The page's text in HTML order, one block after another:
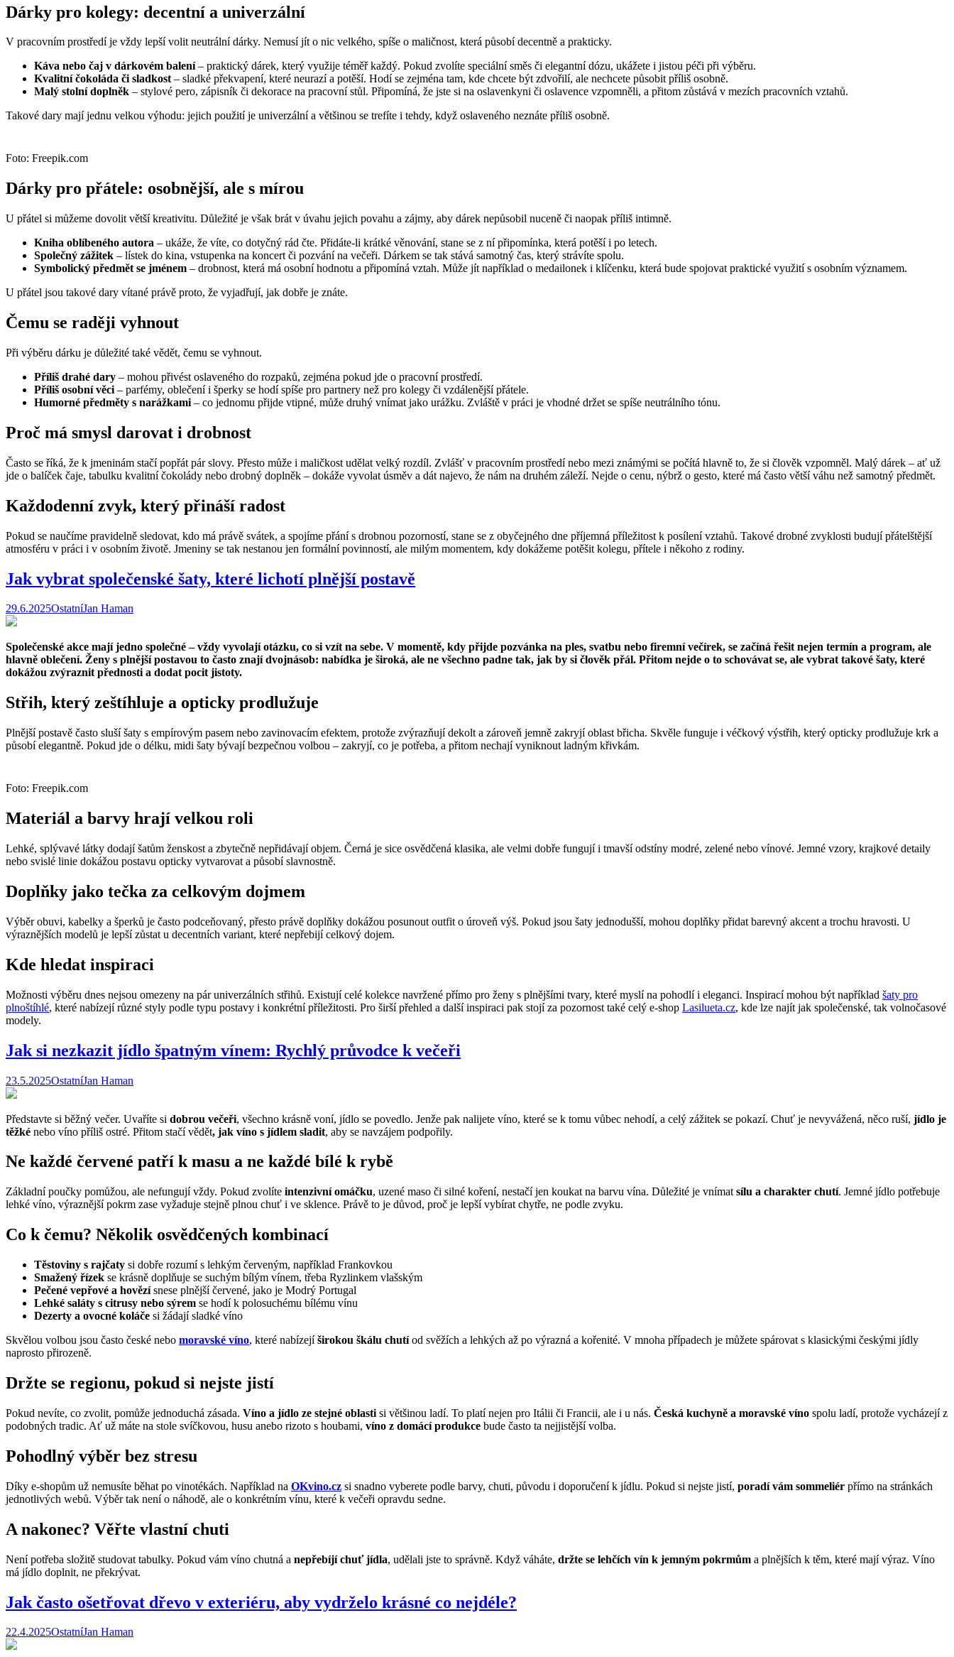
Dárky pro kolegy: decentní a univerzální
V pracovním prostředí je vždy lepší volit neutrální dárky. Nemusí jít o nic velkého, spíše o maličnost, která působí decentně a prakticky.
Káva nebo čaj v dárkovém balení– praktický dárek, který využije téměř každý. Pokud zvolíte speciální směs či elegantní dózu, ukážete i jistou péči při výběru.
Kvalitní čokoláda či sladkost– sladké překvapení, které neurazí a potěší. Hodí se zejména tam, kde chcete být zdvořilí, ale nechcete působit příliš osobně.
Malý stolní doplněk – stylové pero, zápisník či dekorace na pracovní stůl. Připomíná, že jste si na oslavenkyni či oslavence vzpomněli, a přitom zůstává v mezích pracovních vztahů.
Takové dary mají jednu velkou výhodu: jejich použití je univerzální a většinou se trefíte i tehdy, když oslaveného neznáte příliš osobně.
Foto: Freepik.com
Dárky pro přátele: osobnější, ale s mírou
U přátel si můžeme dovolit větší kreativitu. Důležité je však brát v úvahu jejich povahu a zájmy, aby dárek nepůsobil nuceně či naopak příliš intimně.
Kniha oblíbeného autora – ukáže, že víte, co dotyčný rád čte. Přidáte-li krátké věnování, stane se z ní připomínka, která potěší i po letech.
Společný zážitek – lístek do kina, vstupenka na koncert či pozvání na večeři. Dárkem se tak stává samotný čas, který strávíte spolu.
Symbolický předmět se jménem – drobnost, která má osobní hodnotu a připomíná vztah. Může jít například o medailonek i klíčenku, která bude spojovat praktické využití s osobním významem.
U přátel jsou takové dary vítané právě proto, že vyjadřují, jak dobře je znáte.
Čemu se raději vyhnout
Při výběru dárku je důležité také vědět, čemu se vyhnout.
Příliš drahé dary – mohou přivést oslaveného do rozpaků, zejména pokud jde o pracovní prostředí.
Příliš osobní věci – parfémy, oblečení i šperky se hodí spíše pro partnery než pro kolegy či vzdálenější přátele.
Humorné předměty s narážkami – co jednomu přijde vtipné, může druhý vnímat jako urážku. Zvláště v práci je vhodné držet se spíše neutrálního tónu.
Proč má smysl darovat i drobnost
Často se říká, že k jmeninám stačí popřát pár slovy. Přesto může i maličkost udělat velký rozdíl. Zvlášť v pracovním prostředí nebo mezi známými se počítá hlavně to, že si člověk vzpomněl. Malý dárek – ať už
jde o balíček čaje, tabulku kvalitní čokolády nebo drobný doplněk – dokáže vyvolat úsměv a dát najevo, že nám na druhém záleží. Nejde o cenu, nýbrž o gesto, které má často větší váhu než samotný předmět.
Každodenní zvyk, který přináší radost
Pokud se naučíme pravidelně sledovat, kdo má právě svátek, a spojíme přání s drobnou pozorností, stane se z obyčejného dne příjemná příležitost k posílení vztahů. Takové drobné zvyklosti budují přátelštější
atmosféru v práci i v osobním životě. Jmeniny se tak nestanou jen formální povinností, ale milým momentem, kdy dokážeme potěšit kolegu, přítele i někoho z rodiny.
Jak vybrat společenské šaty, které lichotí plnější postavě
29.6.2025OstatníJan Haman
Společenské akce mají jedno společné – vždy vyvolají otázku, co si vzít na sebe. V momentě, kdy přijde pozvánka na ples, svatbu nebo firemní večírek, se začíná řešit nejen termín a program, ale
hlavně oblečení. Ženy s plnější postavou to často znají dvojnásob: nabídka je široká, ale ne všechno padne tak, jak by si člověk přál. Přitom nejde o to schovávat se, ale vybrat takové šaty, které
dokážou zvýraznit přednosti a dodat pocit jistoty.
Střih, který zeštíhluje a opticky prodlužuje
Plnější postavě často sluší šaty s empírovým pasem nebo zavinovacím efektem, protože zvýrazňují dekolt a zároveň jemně zakryjí oblast břicha. Skvěle funguje i véčkový výstřih, který opticky prodlužuje krk a
působí elegantně. Pokud jde o délku, midi šaty bývají bezpečnou volbou – zakryjí, co je potřeba, a přitom nechají vyniknout ladným křivkám.
Foto: Freepik.com
Materiál a barvy hrají velkou roli
Lehké, splývavé látky dodají šatům ženskost a zbytečně nepřidávají objem. Černá je sice osvědčená klasika, ale velmi dobře fungují i tmavší odstíny modré, zelené nebo vínové. Jemné vzory, krajkové detaily
nebo svislé linie dokážou postavu opticky vytvarovat a působí slavnostně.
Doplňky jako tečka za celkovým dojmem
Výběr obuvi, kabelky a šperků je často podceňovaný, přesto právě doplňky dokážou posunout outfit o úroveň výš. Pokud jsou šaty jednodušší, mohou doplňky přidat barevný akcent a trochu hravosti. U
výraznějších modelů je lepší zůstat u decentních variant, které nepřebijí celkový dojem.
Kde hledat inspiraci
Možnosti výběru dnes nejsou omezeny na pár univerzálních střihů. Existují celé kolekce navržené přímo pro ženy s plnějšími tvary, které myslí na pohodlí i eleganci. Inspirací mohou být například šaty pro
plnoštíhlé, které nabízejí různé styly podle typu postavy i konkrétní příležitosti. Pro širší přehled a další inspiraci pak stojí za pozornost také celý e-shop Lasilueta.cz, kde lze najít jak společenské, tak volnočasové
modely.
Jak si nezkazit jídlo špatným vínem: Rychlý průvodce k večeři
23.5.2025OstatníJan Haman
Představte si běžný večer. Uvaříte si dobrou večeři, všechno krásně voní, jídlo se povedlo. Jenže pak nalijete víno, které se k tomu vůbec nehodí, a celý zážitek se pokazí. Chuť je nevyvážená, něco ruší, jídlo je
těžké nebo víno příliš ostré. Přitom stačí vědět, jak víno s jídlem sladit, aby se navzájem podpořily.
Ne každé červené patří k masu a ne každé bílé k rybě
Základní poučky pomůžou, ale nefungují vždy. Pokud zvolíte intenzivní omáčku, uzené maso či silné koření, nestačí jen koukat na barvu vína. Důležité je vnímat sílu a charakter chutí. Jemné jídlo potřebuje
lehké víno, výraznější pokrm zase vyžaduje stejně plnou chuť i ve sklence. Právě to je důvod, proč je lepší vybírat chytře, ne podle zvyku.
Co k čemu? Několik osvědčených kombinací
Těstoviny s rajčaty si dobře rozumí s lehkým červeným, například Frankovkou
Smažený řízek se krásně doplňuje se suchým bílým vínem, třeba Ryzlinkem vlašským
Pečené vepřové a hovězísnese plnější červené, jako je Modrý Portugal
Lehké saláty s citrusy nebo sýrem se hodí k polosuchému bílému vínu
Dezerty a ovocné koláče si žádají sladké víno
Skvělou volbou jsou často české nebo moravské víno, které nabízejíširokou škálu chutíod svěžích a lehkých až po výrazná a kořenité. V mnoha případech je můžete spárovat s klasickými českými jídly
naprosto přirozeně.
Držte se regionu, pokud si nejste jistí
Pokud nevíte, co zvolit, pomůže jednoduchá zásada. Víno a jídlo ze stejné oblasti si většinou ladí. To platí nejen pro Itálii či Francii, ale i u nás. Česká kuchyně a moravské víno spolu ladí, protože vycházejí z
podobných tradic. Ať už máte na stole svíčkovou, husu anebo rizoto s houbami, víno z domácí produkce bude často ta nejjistější volba.
Pohodlný výběr bez stresu
Díky e-shopům už nemusíte běhat po vinotékách. Například na OKvino.cz si snadno vyberete podle barvy, chuti, původu i doporučení k jídlu. Pokud si nejste jistí, poradí vám sommeliér přímo na stránkách
jednotlivých webů. Výběr tak není o náhodě, ale o konkrétním vínu, které k večeři opravdu sedne.
A nakonec? Věřte vlastní chuti
Není potřeba složitě studovat tabulky. Pokud vám víno chutná a nepřebíjí chuť jídla, udělali jste to správně. Když váháte, držte se lehčích vín k jemným pokrmům a plnějších k těm, které mají výraz. Víno
má jídlo doplnit, ne překrývat.
Jak často ošetřovat dřevo v exteriéru, aby vydrželo krásné co nejdéle?
22.4.2025OstatníJan Haman